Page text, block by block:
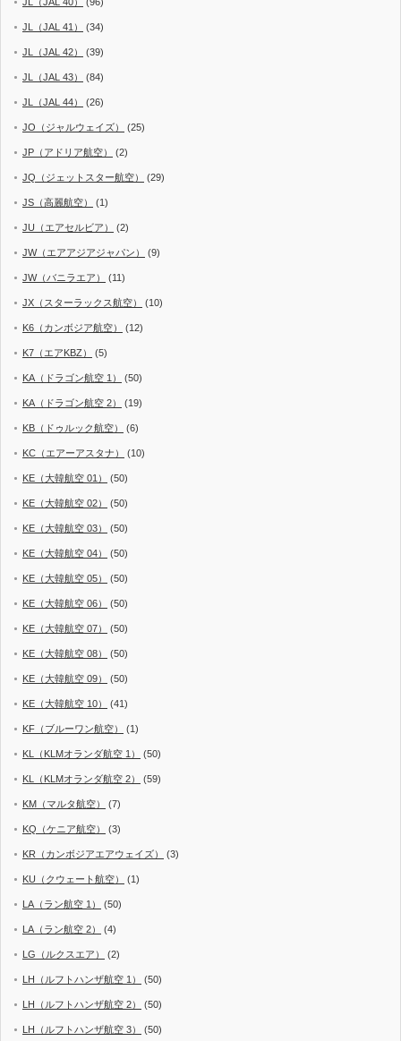
JL（JAL 41） (34)
JL（JAL 42） (39)
JL（JAL 43） (84)
JL（JAL 44） (26)
JO（ジャルウェイズ） (25)
JP（アドリア航空） (2)
JQ（ジェットスター航空） (29)
JS（高麗航空） (1)
JU（エアセルビア） (2)
JW（エアアジアジャパン） (9)
JW（バニラエア） (11)
JX（スターラックス航空） (10)
K6（カンボジア航空） (12)
K7（エアKBZ） (5)
KA（ドラゴン航空 1） (50)
KA（ドラゴン航空 2） (19)
KB（ドゥルック航空） (6)
KC（エアーアスタナ） (10)
KE（大韓航空 01） (50)
KE（大韓航空 02） (50)
KE（大韓航空 03） (50)
KE（大韓航空 04） (50)
KE（大韓航空 05） (50)
KE（大韓航空 06） (50)
KE（大韓航空 07） (50)
KE（大韓航空 08） (50)
KE（大韓航空 09） (50)
KE（大韓航空 10） (41)
KF（ブルーワン航空） (1)
KL（KLMオランダ航空 1） (50)
KL（KLMオランダ航空 2） (59)
KM（マルタ航空） (7)
KQ（ケニア航空） (3)
KR（カンボジアエアウェイズ） (3)
KU（クウェート航空） (1)
LA（ラン航空 1） (50)
LA（ラン航空 2） (4)
LG（ルクスエア） (2)
LH（ルフトハンザ航空 1） (50)
LH（ルフトハンザ航空 2） (50)
LH（ルフトハンザ航空 3） (50)